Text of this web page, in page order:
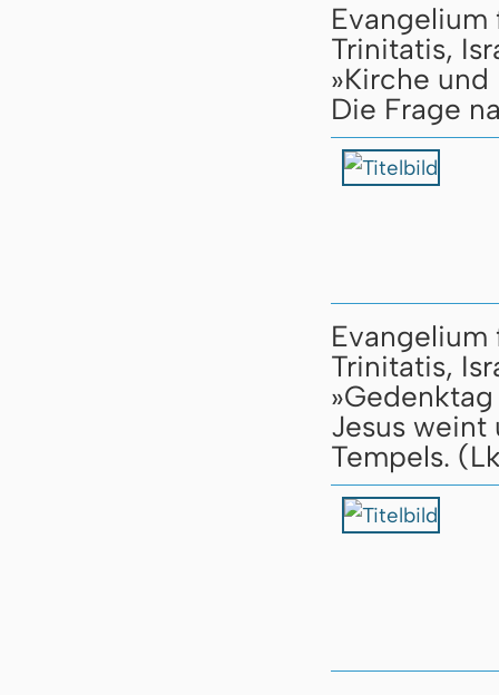
Evangelium
Trinitatis,
»Kirche und
Die Frage
Evangelium
Trinitatis,
Jesus weint
Tempels.